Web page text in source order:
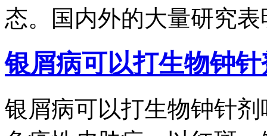
态。国内外的大量研究
银屑病可以打生物钟
银屑病可以打生物钟针